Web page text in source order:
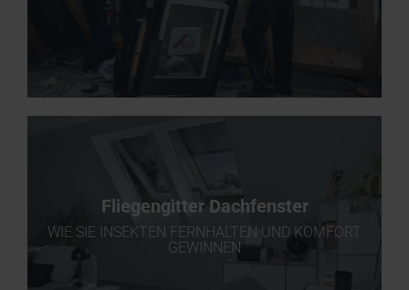
Fliegengitter Dachfenster
WIE SIE INSEKTEN FERNHALTEN UND KOMFORT
GEWINNEN